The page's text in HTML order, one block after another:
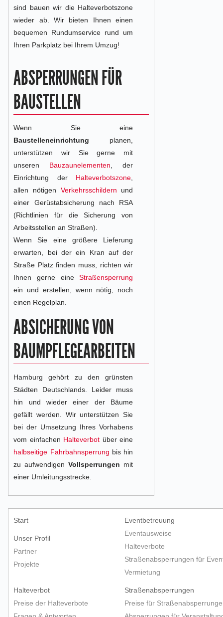
sind bauen wir die Halteverbotszone
wieder ab. Wir bieten Ihnen einen
bequemen Rundumservice rund um
Ihren Parkplatz bei Ihrem Umzug!
ABSPERRUNGEN FÜR
BAUSTELLEN
Wenn Sie eine
Baustelleneinrichtung planen,
unterstützen wir Sie gerne mit
unseren Bauzaunelementen , der
Einrichtung der Halteverbotszone
allen nötigen Verkehrsschildern und
einer Gerüstabsicherung nach RSA
(Richtlinien für die Sicherung von
Arbeitsstellen an Straßen).
Wenn Sie eine größere Lieferung
erwarten, bei der ein Kran auf der
Straße Platz finden muss, richten wir
Ihnen gerne eineStraßensperrung
ein und erstellen, wenn nötig, noch
einen Regelplan.
ABSICHERUNG VON
BAUMPFLEGEARBEITEN
Hamburg gehört zu den grünsten
Städten Deutschlands. Leider muss
hin und wieder einer der Bäume
gefällt werden. Wir unterstützen Sie
bei der Umsetzung Ihres Vorhabens
vom einfachen Halteverbot über eine
halbseitige Fahrbahnsperrung bis hin
zu aufwendigenVollsperrungen mit
einer Umleitungsstrecke.
Start
Unser Profil
Partner
Projekte
Eventbetreuung
Eventausweise
Halteverbote
Straßenabsperrungen für
Vermietung
Halteverbot
Preise der Halteverbote
Straßenabsperrungen
Preise für